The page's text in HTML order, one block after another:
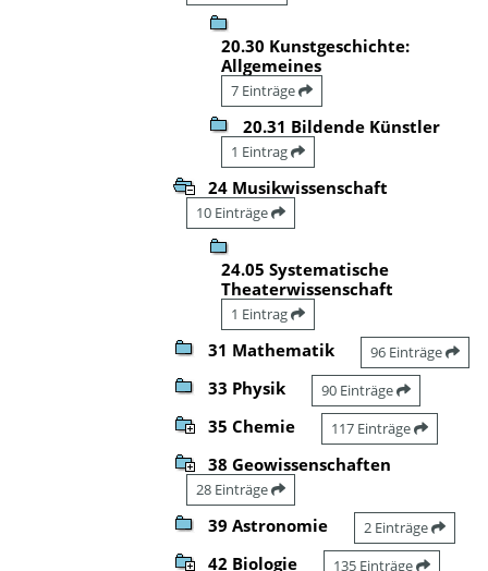
20.30 Kunstgeschichte:
Allgemeines
7 Einträge
20.31 Bildende Künstler
1 Eintrag
24 Musikwissenschaft
10 Einträge
24.05 Systematische
Theaterwissenschaft
1 Eintrag
31 Mathematik 96 Einträge
33 Physik 90 Einträge
35 Chemie 117 Einträge
38 Geowissenschaften
28 Einträge
39 Astronomie 2 Einträge
42 Biologie 135 Einträge